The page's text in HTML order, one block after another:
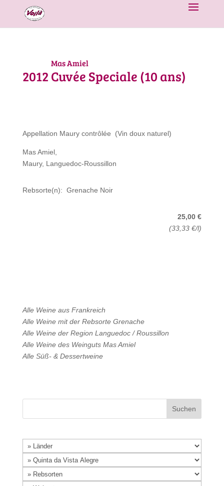
2012
Mas Amiel
Cuvée Speciale (10 ans)
Appellation Maury contrôlée (Vin doux naturel)
Mas Amiel,
Maury, Languedoc-Roussillon
Rebsorte(n): Grenache Noir
25,00 €
(33,33 €/l)
Alle Weine aus Frankreich
Alle Weine mit der Rebsorte Grenache
Alle Weine der Region Languedoc / Roussillon
Alle Weine des Weinguts Mas Amiel
Alle Süß- & Dessertweine